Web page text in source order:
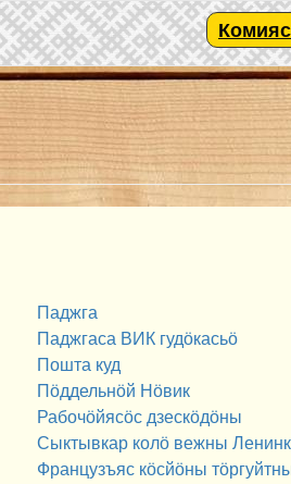
Паджга
Паджгаса ВИК гудӧкасьӧ
Пошта куд
Пӧддельнӧй Нӧвик
Рабочӧйясӧс дзескӧдӧны
Сыктывкар колӧ вежны
Французъяс кӧсйӧны